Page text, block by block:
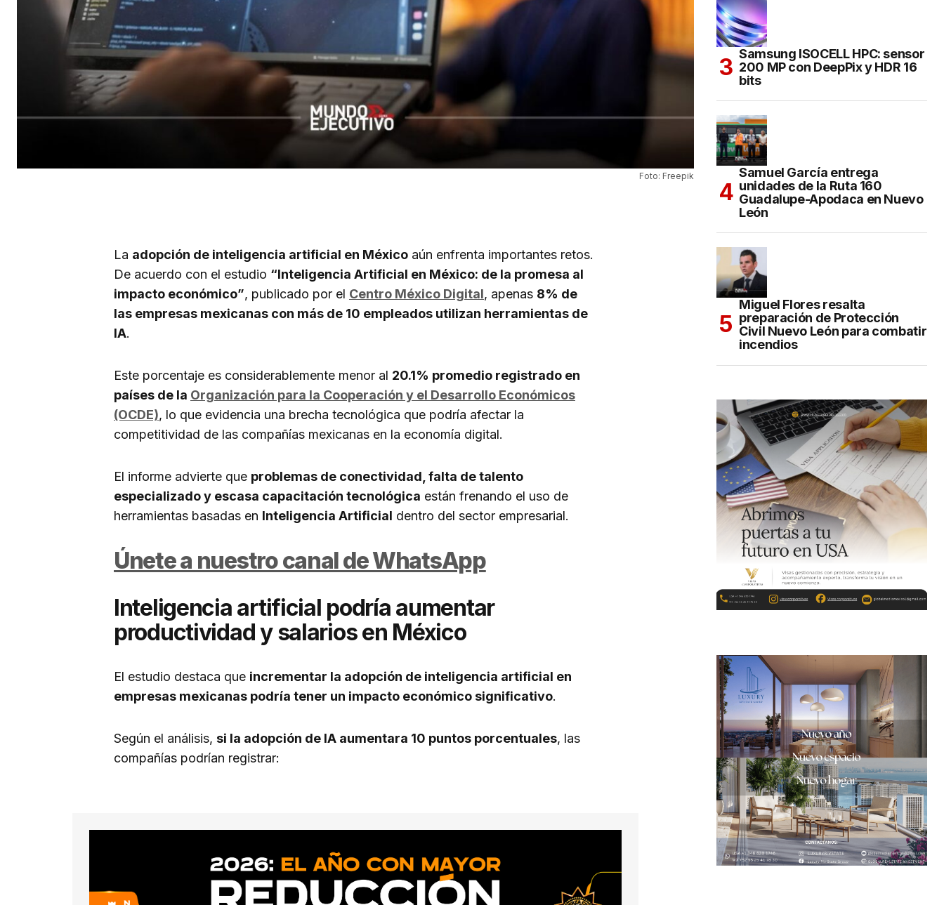
Foto: Freepik
La adopción de inteligencia artificial en México aún enfrenta importantes retos.
De acuerdo con el estudio “Inteligencia Artificial en México: de la promesa al
impacto económico”, publicado por el Centro México Digital, apenas 8% de
las empresas mexicanas con más de 10 empleados utilizan herramientas de
IA.
Este porcentaje es considerablemente menor al 20.1% promedio registrado en
países de la Organización para la Cooperación y el Desarrollo Económicos
(OCDE), lo que evidencia una brecha tecnológica que podría afectar la
competitividad de las compañías mexicanas en la economía digital.
El informe advierte que problemas de conectividad, falta de talento
especializado y escasa capacitación tecnológica están frenando el uso de
herramientas basadas en Inteligencia Artificial dentro del sector empresarial.
Únete a nuestro canal de WhatsApp
Inteligencia artificial podría aumentar
productividad y salarios en México
El estudio destaca que incrementar la adopción de inteligencia artificial en
empresas mexicanas podría tener un impacto económico significativo.
Según el análisis, si la adopción de IA aumentara 10 puntos porcentuales, las
compañías podrían registrar:
Samsung ISOCELL HPC: sensor
200 MP con DeepPix y HDR 16
bits
Samuel García entrega
unidades de la Ruta 160
Guadalupe-Apodaca en Nuevo
León
Miguel Flores resalta
preparación de Protección
Civil Nuevo León para combatir
incendios